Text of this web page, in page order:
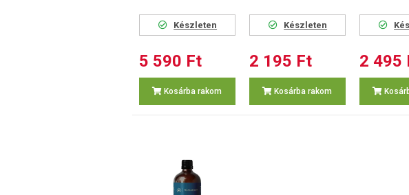
Készleten
5 590 Ft
Kosárba rakom
Készleten
2 195 Ft
Kosárba rakom
2 495